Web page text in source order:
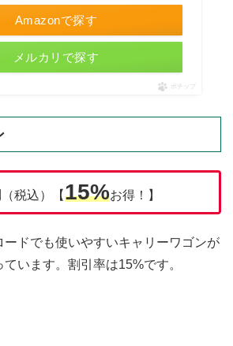
Amazonで探す
メルカリで探す
ポチップ
（税込）【15%お得！】
ードでも使いやすいキャリーワゴンが
います。割引率は15%です。